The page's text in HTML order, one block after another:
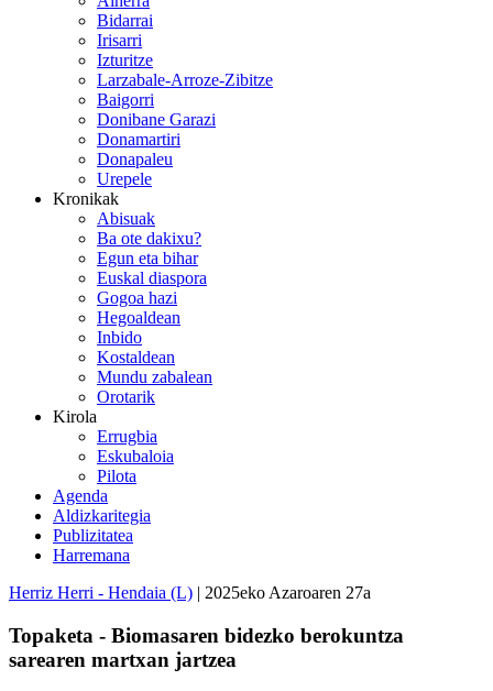
Bidarrai
Irisarri
Izturitze
Larzabale-Arroze-Zibitze
Baigorri
Donibane Garazi
Donamartiri
Donapaleu
Urepele
Kronikak
Abisuak
Ba ote dakixu?
Egun eta bihar
Euskal diaspora
Gogoa hazi
Hegoaldean
Inbido
Kostaldean
Mundu zabalean
Orotarik
Kirola
Errugbia
Eskubaloia
Pilota
Agenda
Aldizkaritegia
Publizitatea
Harremana
Herriz Herri - Hendaia (L) | 2025eko Azaroaren 27a
Topaketa - Biomasaren bidezko berokuntza
sarearen martxan jartzea